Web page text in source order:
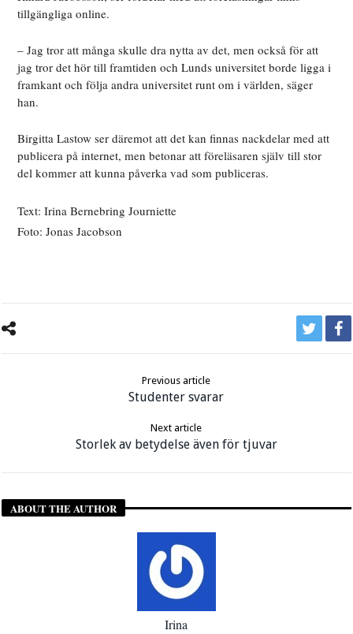
tillgängliga online.
– Jag tror att många skulle dra nytta av det, men också för att
jag tror det hör till framtiden och Lunds universitet borde ligga i
framkant och följa andra universitet runt om i världen, säger
han.
Birgitta Lastow ser däremot att det kan finnas nackdelar med att
publicera på internet, men betonar att föreläsaren själv till stor
del kommer att kunna påverka vad som publiceras.
Text: Irina Bernebring Journiette
Foto: Jonas Jacobson
Previous article
Studenter svarar
Next article
Storlek av betydelse även för tjuvar
ABOUT THE AUTHOR
Irina